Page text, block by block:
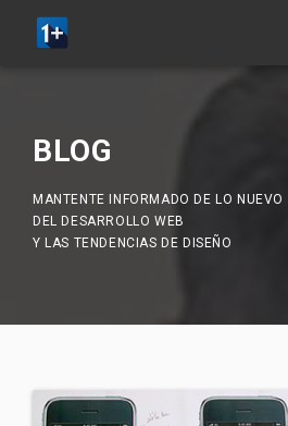
BLOG
MANTENTE INFORMADO DE LO NUEVO
DEL DESARROLLO WEB
Y LAS TENDENCIAS DE DISEÑO